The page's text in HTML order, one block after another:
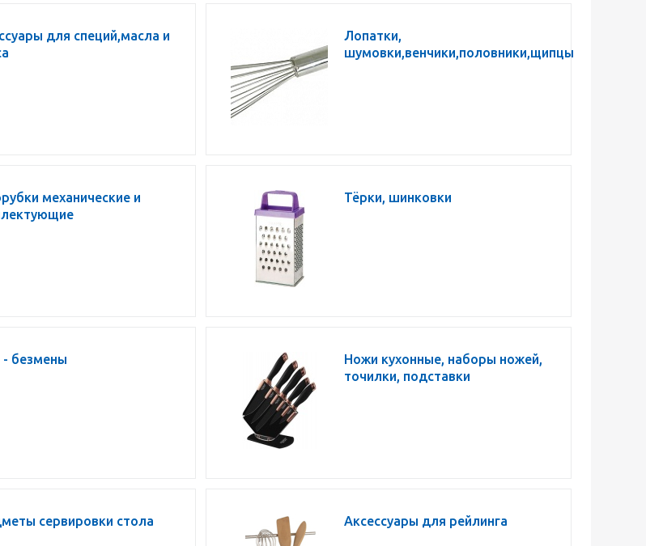
для специй,масла и
Лопатки,
шумовки,венчики,половники,щипцы
механические и
Тёрки, шинковки
- безмены
Ножи кухонные, наборы ножей,
точилки, подставки
сервировки стола Аксессуары для рейлинга